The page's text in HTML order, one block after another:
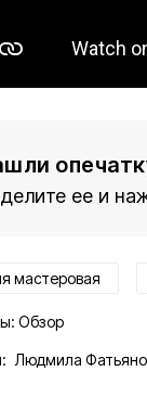
ее и
мастеровая
Обзор
Людмила